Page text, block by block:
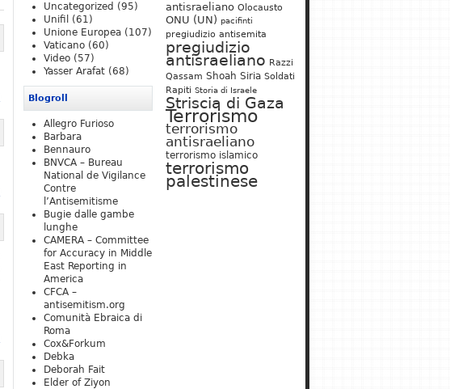
antisraeliano Olocausto
ONU (UN) pacifinti
pregiudizio antisemita
pregiudizio
antisraeliano Razzi
Qassam Shoah Siria Soldati
Rapiti Storia di Israele
Striscia di Gaza
Terrorismo
terrorismo
antisraeliano
terrorismo islamico
terrorismo
palestinese
Uncategorized (95)
Unifil
(61)
Unione Europea (107)
Vaticano (60)
Video (57)
Yasser Arafat (68)
Blogroll
Allegro Furioso
Barbara
Bennauro
BNVCA – Bureau
National de Vigilance
Contre
l’Antisemitisme
Bugie dalle gambe
lunghe
CAMERA – Committee
for Accuracy in Middle
East Reporting in
America
CFCA –
antisemitism.org
Comunità Ebraica di
Roma
Cox&Forkum
Debka
Deborah Fait
Elder of Ziyon